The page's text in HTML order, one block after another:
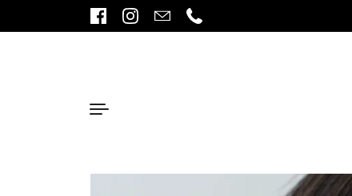
FacebookInstagram
Email Phone